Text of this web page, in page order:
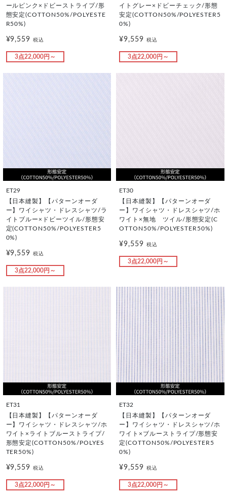
ールピンク×ドビーストライプ/形
態安定(COTTON50%/POLYESTE
R50%)
¥9,559税込
3点22,000円～
イトグレー×ドビーチェック/形態
安定(COTTON50%/POLYESTER5
0%)
¥9,559 税込
3点22,000円～
ET29
【日本縫製】【パターンオーダ
ー】ワイシャツ・ドレスシャツ/ラ
イトブルー×ドビーツイル/形態安
定(COTTON50%/POLYESTER5
0%)
¥9,559税込
3点22,000円～
ET30
【日本縫製】【パターンオーダ
ー】ワイシャツ・ドレスシャツ/ホ
ワイト×無地 ツイル/形態安定(C
OTTON50%/POLYESTER50%)
¥9,559 税込
3点22,000円～
ET31
【日本縫製】【パターンオーダ
ー】ワイシャツ・ドレスシャツ/ホ
ワイト×ライトブルーストライプ/
形態安定(COTTON50%/POLYES
TER50%)
¥9,559税込
3点22,000円～
ET32
【日本縫製】【パターンオーダ
ー】ワイシャツ・ドレスシャツ/ホ
ワイト×ブルーストライプ/形態安
定(COTTON50%/POLYESTER5
0%)
¥9,559 税込
3点22,000円～